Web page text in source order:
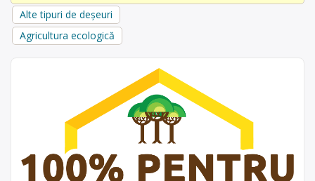
Alte tipuri de deșeuri
Agricultura ecologică